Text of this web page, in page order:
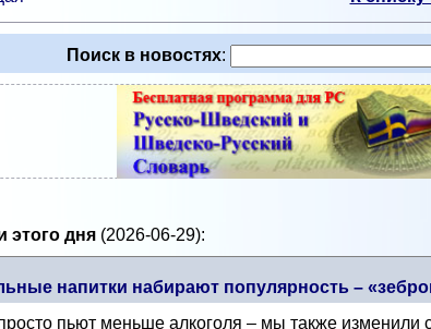
Поиск в новостях:
этого дня(2026-06-29):
напитки набирают популярность –
пьют меньше алкоголя – мы также изменили